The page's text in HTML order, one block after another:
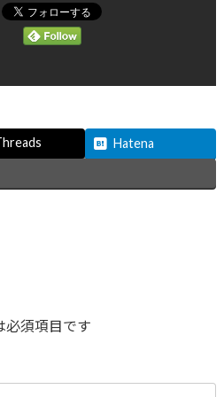
Hatena
必須項目です